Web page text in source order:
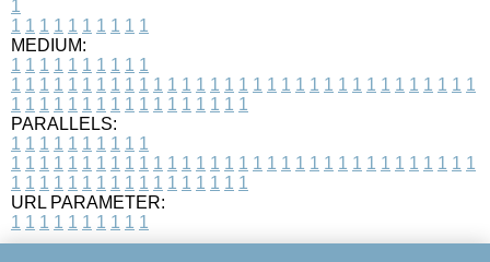
1
1 1 1 1 1 1 1 1 1 1
MEDIUM:
1 1 1 1 1 1 1 1 1 1
1 1 1 1 1 1 1 1 1 1 1 1 1 1 1 1 1 1 1 1 1 1 1 1 1 1 1 1 1 1 1 1 1
1 1 1 1 1 1 1 1 1 1 1 1 1 1 1 1 1
PARALLELS:
1 1 1 1 1 1 1 1 1 1
1 1 1 1 1 1 1 1 1 1 1 1 1 1 1 1 1 1 1 1 1 1 1 1 1 1 1 1 1 1 1 1 1
1 1 1 1 1 1 1 1 1 1 1 1 1 1 1 1 1
URL PARAMETER:
1 1 1 1 1 1 1 1 1 1